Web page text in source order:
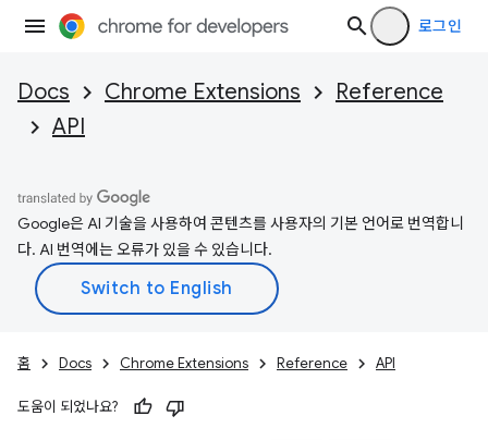
로그인
Docs Chrome Extensions
Reference
API
Google은 AI 기술을 사용하여 콘텐츠를 사용자의 기본 언어로 번역합니
다. AI 번역에는 오류가 있을 수 있습니다.
홈 Docs Chrome Extensions Reference API
도움이 되었나요?